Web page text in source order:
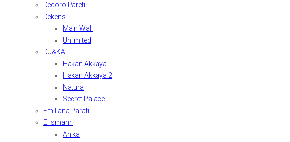
Decoro Pareti
Dekens
Main Wall
Unlimited
DU&KA
Hakan Akkaya
Hakan Akkaya 2
Natura
Secret Palace
Emiliana Parati
Erismann
Anika